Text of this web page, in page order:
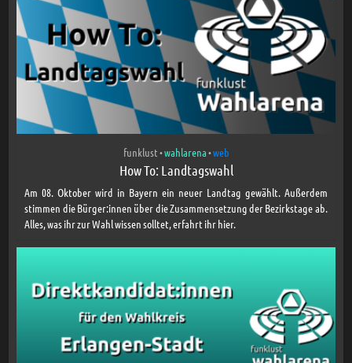
funklust•wahlarena•web
How To: Landtagswahl
Am 08. Oktober wird in Bayern ein neuer Landtag gewählt. Außerdem
stimmen die Bürger:innen über die Zusammensetzung der Bezirkstage ab.
Alles, was ihr zur Wahl wissen solltet, erfahrt ihr hier.